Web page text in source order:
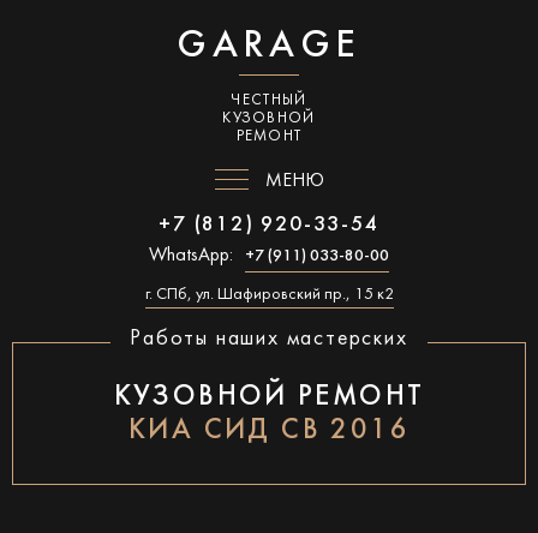
GARAGE
ЧЕСТНЫЙ
КУЗОВНОЙ
РЕМОНТ
МЕНЮ
+7 (812) 920-33-54
WhatsApp: +7 (911) 033-80-00
г. СПб, ул. Шафировский пр., 15 к2
Работы наших мастерских
КУЗОВНОЙ РЕМОНТ
КИА СИД СВ 2016